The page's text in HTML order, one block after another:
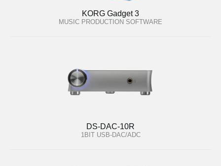
KORG Gadget 3
MUSIC PRODUCTION SOFTWARE
DS-DAC-10R
1BIT USB-DAC/ADC